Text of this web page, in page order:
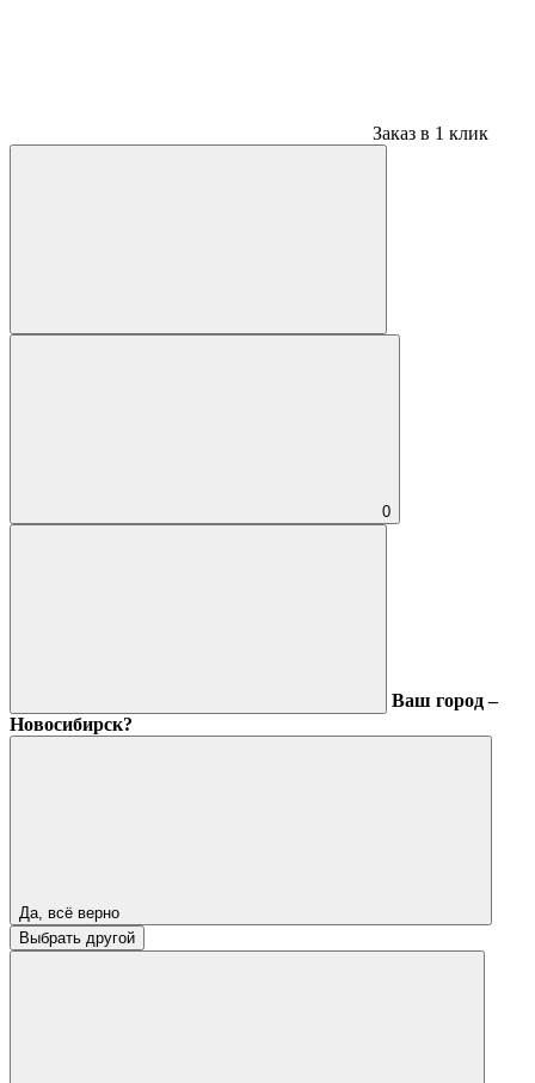
Заказ в 1 клик
0
Ваш город –
Новосибирск?
Да, всё верно
Выбрать другой